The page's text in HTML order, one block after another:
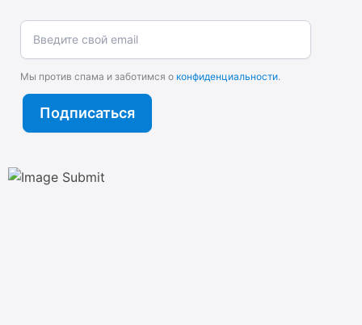
Введите свой email
Подписаться
Мы против спама и заботимся о конфиденциальности.